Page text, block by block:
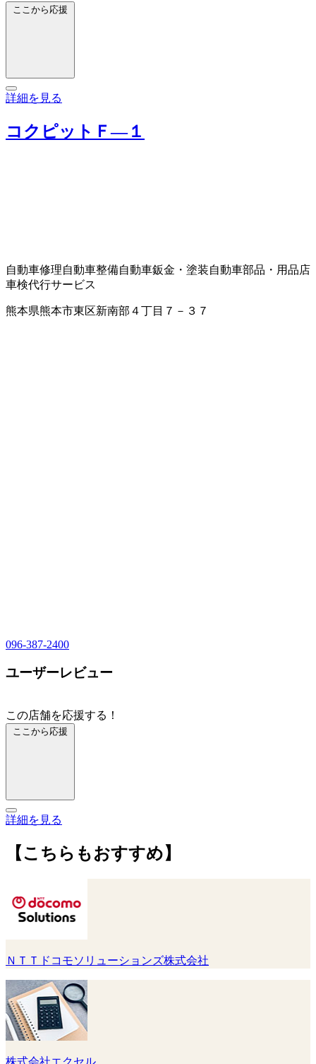
ここから応援
詳細を見る
コクピットＦ―１
自動車修理自動車整備自動車鈑金・塗装自動車部品・用品店
車検代行サービス
熊本県熊本市東区新南部４丁目７－３７
096-387-2400
ユーザーレビュー
この店舗を応援する！
ここから応援
詳細を見る
【こちらもおすすめ】
ＮＴＴドコモソリューションズ株式会社
株式会社エクセル